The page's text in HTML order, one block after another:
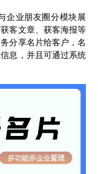
企业朋友圈分模块展
客文章、获客海报等
分享名片给客户，名
息，并且可通过系统